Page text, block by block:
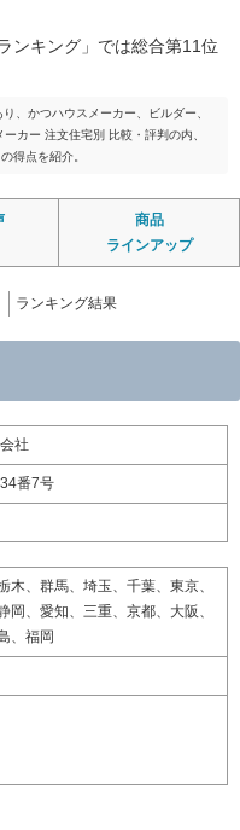
ンキング」では総合第11位
、かつハウスメーカー、ビルダー、
カー 注文住宅別 比較・評判の内、
得点を紹介。
商品
ラインアップ
ランキング結果
社
番7号
木、群馬、埼玉、千葉、東京、
岡、愛知、三重、京都、大阪、
、福岡